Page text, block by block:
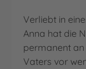
Verliebt in
Anna hat die
permanent an
Vaters vor